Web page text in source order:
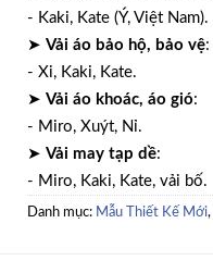
- Kaki, Kate (Ý, Việt Nam).
➤ Vải áo bảo hộ, bảo vệ:
- Xi, Kaki, Kate.
➤ Vải áo khoác, áo gió:
- Miro, Xuýt, Nỉ.
➤ Vải may tạp dề:
- Miro, Kaki, Kate, vải bố.
Danh mục: Mẫu Thiết Kế Mới,